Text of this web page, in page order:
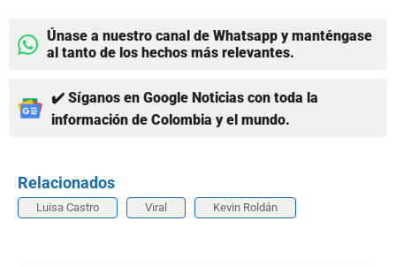
Únase a nuestro canal de Whatsapp y manténgase
al tanto de los hechos más relevantes.
✔️ Síganos en Google Noticias con toda la
información de Colombia y el mundo.
Relacionados
Luisa Castro Viral Kevin Roldán